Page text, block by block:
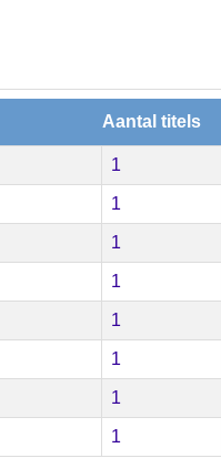
Aantal titels
1
1
1
1
1
1
1
1